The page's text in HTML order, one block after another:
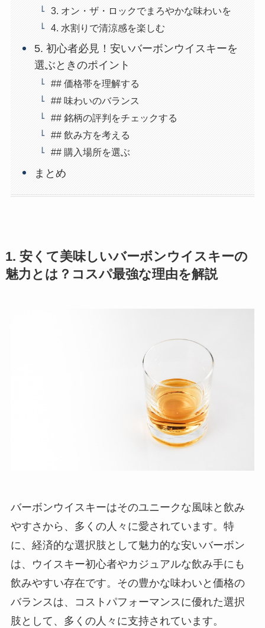
3. オン・ザ・ロックでまろやかな味わいを
4. 水割りで清涼感を楽しむ
5. 初心者必見！安いバーボンウイスキーを
選ぶときのポイント
## 価格帯を理解する
## 味わいのバランス
## 銘柄の評判をチェックする
## 飲み方を考える
## 購入場所を選ぶ
まとめ
1. 安くて美味しいバーボンウイスキーの
魅力とは？コスパ最強な理由を解説
バーボンウイスキーはそのユニークな風味と飲み
やすさから、多くの人々に愛されています。特
に、経済的な選択肢として魅力的な安いバーボン
は、ウイスキー初心者やカジュアルな飲み手にも
飲みやすい存在です。その豊かな味わいと価格の
バランスは、コストパフォーマンスに優れた選択
肢として、多くの人々に支持されています。